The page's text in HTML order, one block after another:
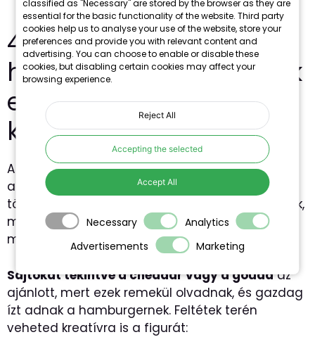
classified as "Necessary" are stored by the browser as they are
essential for the basic functionality of the website. Third party
cookies help us to analyse your use of the website, store your
preferences and provide you with relevant content and
advertising. You can choose to enable or disable these
cookies, but disabling certain cookies may affect your
browsing experience.
Reject All
Accepting the selected
Accept All
Necessary
Analytics
Advertisements
Marketing
4. Feltétek és szószok, a
hamburger ízesítésének
elmaradhatatlan
kellékei
A hamburgernek nem csak a húson kell
alapulnia. Keltétek és szószok nélkül nincs
tökéletes ízharmónia. Az olyan klasszikus feltétek,
mint a
sajt, paradicsom, saláta és hagyma
mindig nyerő választást jelenthetnek.
Sajtokat tekintve a cheddar vagy a goudaaz
ajánlott, mert ezek remekül olvadnak, és gazdag
ízt adnak a hamburgernek. Feltétek terén
veheted kreatívra is a figurát: